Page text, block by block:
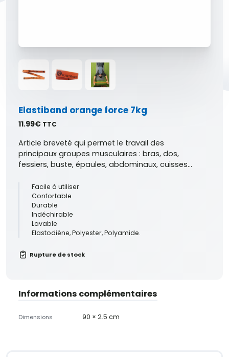
Elastiband orange force 7kg
11.99€ TTC
Article breveté qui permet le travail des
principaux groupes musculaires : bras, dos,
fessiers, buste, épaules, abdominaux, cuisses…
Facile à utiliser
Confortable
Durable
Indéchirable
Lavable
Elastodiène, Polyester, Polyamide.
Rupture de stock
Informations complémentaires
Dimensions 90 × 2.5 cm